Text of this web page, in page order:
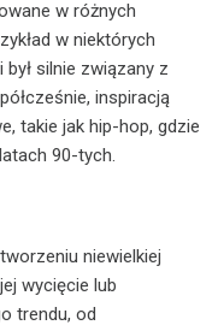
w różnych
w niektórych
silnie związany z
inspiracją
takie jak hip-hop, gdzie
90-tych.
niewielkiej
wycięcie lub
trendu, od